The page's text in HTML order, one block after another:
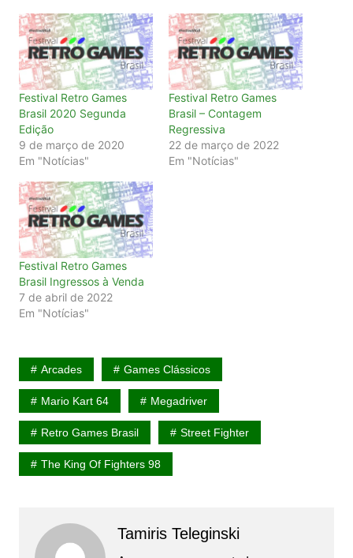
Festival Retro Games
Brasil 2020 Segunda
Edição
9 de março de 2020
Em "Notícias"
Festival Retro Games
Brasil – Contagem
Regressiva
22 de março de 2022
Em "Notícias"
Festival Retro Games
Brasil Ingressos à Venda
7 de abril de 2022
Em "Notícias"
Arcades Games Clássicos
Mario Kart 64 Megadriver
Retro Games Brasil Street Fighter
The King Of Fighters 98
Tamiris Teleginski